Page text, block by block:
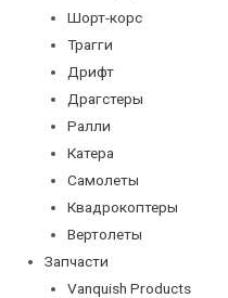
Шорт-корс
Трагги
Дрифт
Драгстеры
Ралли
Катера
Самолеты
Квадрокоптеры
Вертолеты
Запчасти
Vanquish Products